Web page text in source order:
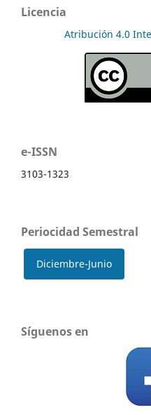
Licencia
Atribución 4.0
e-ISSN
3103-1323
Periocidad Semestral
Diciembre-Junio
Síguenos en